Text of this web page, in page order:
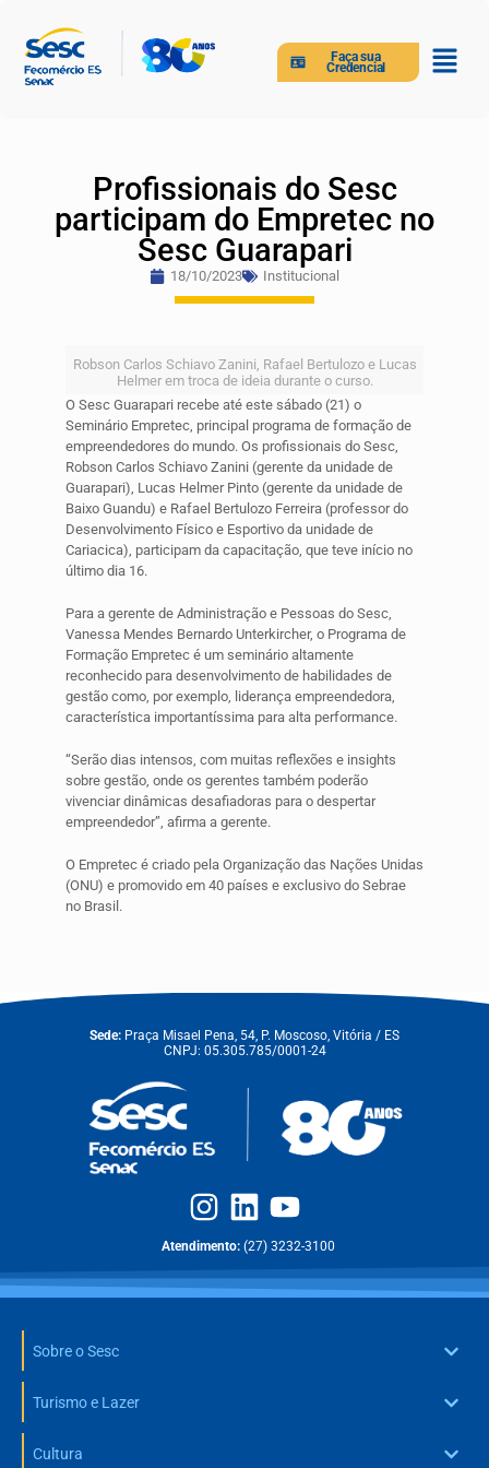
Faça sua
Credencial
Profissionais do Sesc
participam do Empretec no
Sesc Guarapari
18/10/2023 Institucional
Robson Carlos Schiavo Zanini, Rafael Bertulozo e Lucas
Helmer em troca de ideia durante o curso.
O Sesc Guarapari recebe até este sábado (21) o
Seminário Empretec, principal programa de formação de
empreendedores do mundo. Os profissionais do Sesc,
Robson Carlos Schiavo Zanini (gerente da unidade de
Guarapari), Lucas Helmer Pinto (gerente da unidade de
Baixo Guandu) e Rafael Bertulozo Ferreira (professor do
Desenvolvimento Físico e Esportivo da unidade de
Cariacica), participam da capacitação, que teve início no
último dia 16.
Para a gerente de Administração e Pessoas do Sesc,
Vanessa Mendes Bernardo Unterkircher, o Programa de
Formação Empretec é um seminário altamente
reconhecido para desenvolvimento de habilidades de
gestão como, por exemplo, liderança empreendedora,
característica importantíssima para alta performance.
“Serão dias intensos, com muitas reflexões e insights
sobre gestão, onde os gerentes também poderão
vivenciar dinâmicas desafiadoras para o despertar
empreendedor”, afirma a gerente.
O Empretec é criado pela Organização das Nações Unidas
(ONU) e promovido em 40 países e exclusivo do Sebrae
no Brasil.
Sede: Praça Misael Pena, 54, P. Moscoso, Vitória / ES
CNPJ: 05.305.785/0001-24
Atendimento: (27) 3232-3100
Sobre o Sesc
Turismo e Lazer
Cultura